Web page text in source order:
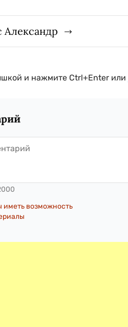
и нажмите Ctrl+Enter или
иметь возможность